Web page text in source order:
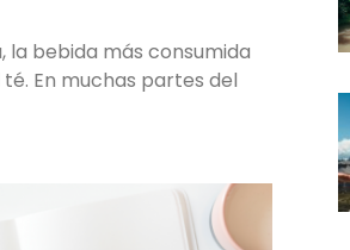
la bebida más consumida
En muchas partes del